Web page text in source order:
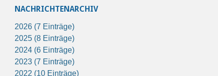
NACHRICHTENARCHIV
2026 (7 Einträge)
2025 (8 Einträge)
2024 (6 Einträge)
2023 (7 Einträge)
2022 (10 Einträge)